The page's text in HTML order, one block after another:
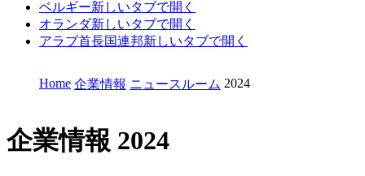
ベルギー新しいタブで開く
オランダ新しいタブで開く
アラブ首長国連邦新しいタブで開く
Home 企業情報 ニュースルーム 2024
企業情報 2024